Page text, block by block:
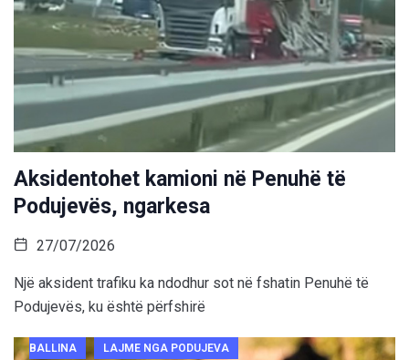
Aksidentohet kamioni në Penuhë të
Podujevës, ngarkesa
27/07/2026
Një aksident trafiku ka ndodhur sot në fshatin Penuhë të
Podujevës, ku është përfshirë
BALLINA LAJME NGA PODUJEVA